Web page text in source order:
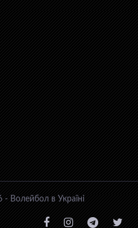
Волейбол в Україні